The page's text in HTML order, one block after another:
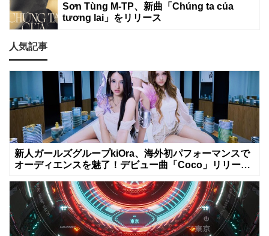
Sơn Tùng M-TP、新曲「Chúng ta của
tương lai」をリリース
人気記事
新人ガールズグループkiOra、海外初パフォーマンスで
オーディエンスを魅了！デビュー曲「Coco」リリース